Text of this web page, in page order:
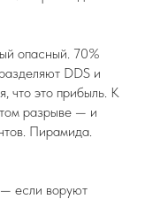
опасный. 70%
DDS и
что это прибыль. К
разрыве — и
Пирамида.
— если воруют